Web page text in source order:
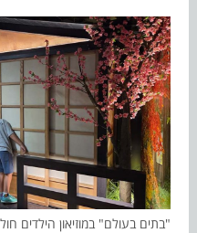
"בתים בעולם" במוזיאון הילדים